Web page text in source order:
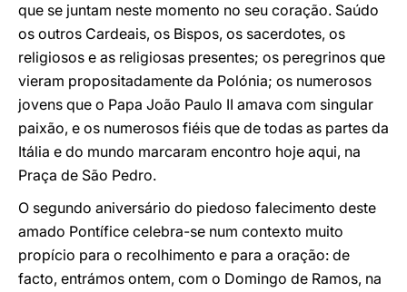
que se juntam neste momento no seu coração. Saúdo
os outros Cardeais, os Bispos, os sacerdotes, os
religiosos e as religiosas presentes; os peregrinos que
vieram propositadamente da Polónia; os numerosos
jovens que o Papa João Paulo II amava com singular
paixão, e os numerosos fiéis que de todas as partes da
Itália e do mundo marcaram encontro hoje aqui, na
Praça de São Pedro.
O segundo aniversário do piedoso falecimento deste
amado Pontífice celebra-se num contexto muito
propício para o recolhimento e para a oração: de
facto, entrámos ontem, com o Domingo de Ramos, na